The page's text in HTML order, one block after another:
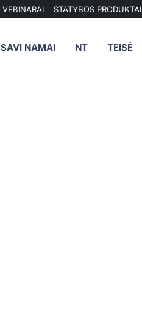
VEBINARAI STATYBOS PRODUKTAI
SAVI NAMAI NT TEISĖ